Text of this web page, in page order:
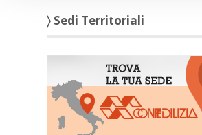
〉 Sedi Territoriali